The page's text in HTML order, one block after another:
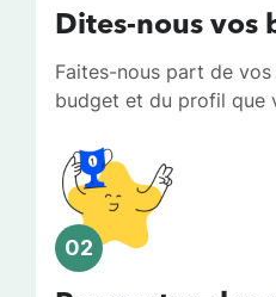
Dites-nous vos
Faites-nous part de
budget et du profil que
02